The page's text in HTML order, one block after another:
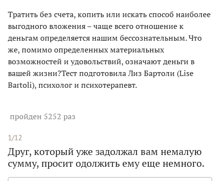
Тратить без счета, копить или искать способ наиболее
выгодного вложения – чаще всего отношение к
деньгам определяется нашим бессознательным. Что
же, помимо определенных материальных
возможностей и удовольствий, означают деньги в
вашей жизни?Тест подготовила Лиз Бартоли (Lise
Bartoli), психолог и психотерапевт.
пройден 5252 раз
1/12
Друг, который уже задолжал вам немалую
сумму, просит одолжить ему еще немного.